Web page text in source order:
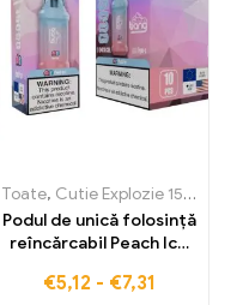
,Țigarete electronice de unică
Toate, Cutie Explozie 15000 Pufuri
Podul de unică folosință
reîncărcabil Peach Ice
un gust intens care
€5,12 - €7,31